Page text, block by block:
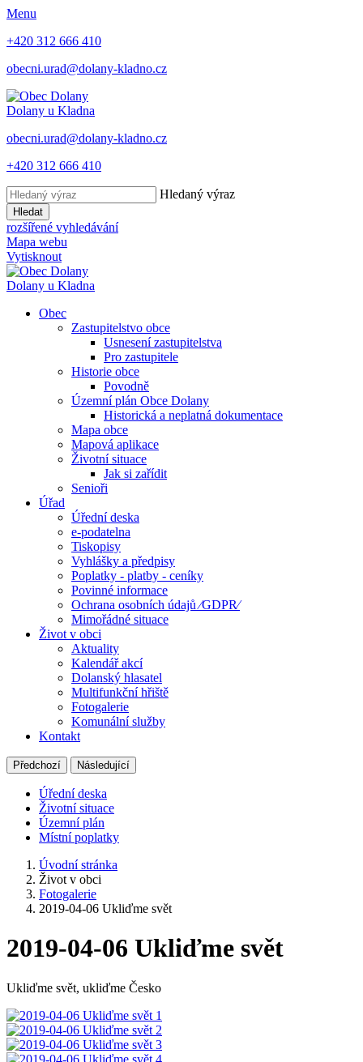
Menu
+420 312 666 410
obecni.urad@dolany-kladno.cz
Dolany u Kladna
obecni.urad@dolany-kladno.cz
+420 312 666 410
Hledaný výraz
Hledat
rozšířené vyhledávání
Mapa webu
Vytisknout
Dolany u Kladna
Obec
Zastupitelstvo obce
Usnesení zastupitelstva
Pro zastupitele
Historie obce
Povodně
Územní plán Obce Dolany
Historická a neplatná dokumentace
Mapa obce
Mapová aplikace
Životní situace
Jak si zařídit
Senioři
Úřad
Úřední deska
e-podatelna
Tiskopisy
Vyhlášky a předpisy
Poplatky - platby - ceníky
Povinné informace
Ochrana osobních údajů ⁄GDPR⁄
Mimořádné situace
Život v obci
Aktuality
Kalendář akcí
Dolanský hlasatel
Multifunkční hřiště
Fotogalerie
Komunální služby
Kontakt
Předchozí Následující
Úřední deska
Životní situace
Územní plán
Místní poplatky
Úvodní stránka
Život v obci
Fotogalerie
2019-04-06 Ukliďme svět
2019-04-06 Ukliďme svět
Ukliďme svět, ukliďme Česko